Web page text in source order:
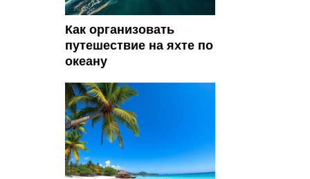
Как организовать
путешествие на яхте по
океану